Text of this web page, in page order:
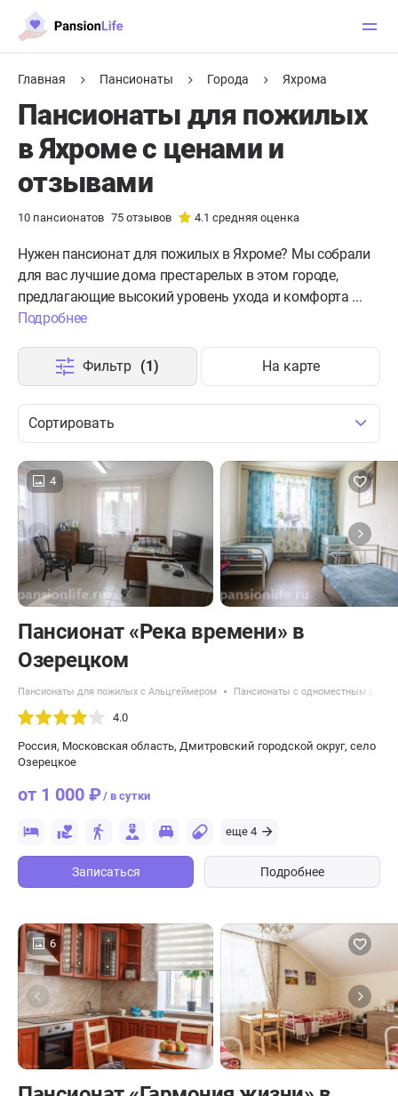
Главная Пансионаты Города Яхрома
Пансионаты для пожилых
в Яхроме с ценами и
отзывами
10 пансионатов 75 отзывов 4.1 средняя оценка
Нужен пансионат для пожилых в Яхроме? Мы собрали
для вас лучшие дома престарелых в этом городе,
предлагающие высокий уровень ухода и комфорта ...
Подробнее
Сортировать
Фильтр (1) На карте
4
Пансионат «Река времени» в
Озерецком
Пансионаты для пожилых с Альцгеймером Пансионаты с одноместным
4.0
Россия, Московская область, Дмитровский городской округ, село
Озерецкое
от 1 000 ₽/ в сутки
еще 4
Записаться Подробнее
6